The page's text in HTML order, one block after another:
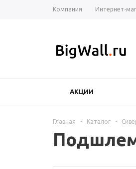
Компания Интернет-
АКЦИИ
Главная - Каталог -